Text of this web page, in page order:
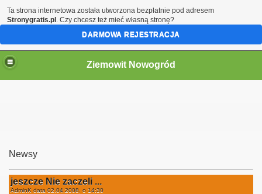
Ziemowit Nowogród
Newsy
jeszcze Nie zaczeli ...
AdminK data 02.04.2008, o 14:30
Ta strona internetowa została utworzona bezpłatnie pod adresem
Stronygratis.pl . Czy chcesz też mieć własną stronę?
DARMOWA REJESTRACJA